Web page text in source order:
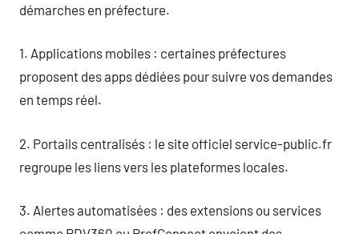
démarches en préfecture.
1. Applications mobiles : certaines préfectures
proposent des apps dédiées pour suivre vos demandes
en temps réel.
2. Portails centralisés : le site officiel service-public.fr
regroupe les liens vers les plateformes locales.
3. Alertes automatisées : des extensions ou services